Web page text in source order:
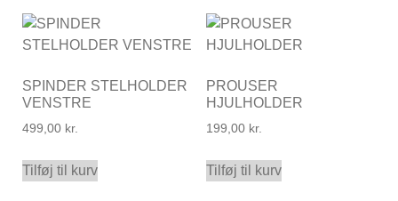
SPINDER STELHOLDER
VENSTRE
499,00 kr.
Tilføj til kurv
PROUSER
HJULHOLDER
199,00 kr.
Tilføj til kurv